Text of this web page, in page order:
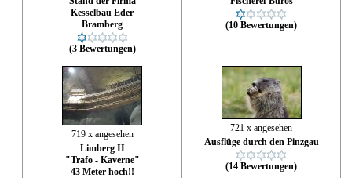
Kesselbau Eder
Bramberg
(3 Bewertungen)
(10 Bewertungen)
719 x angesehen
Limberg II
"Trafo - Kaverne"
43 Meter hoch!!
721 x angesehen
Ausflüge durch den Pinzgau
(14 Bewertungen)